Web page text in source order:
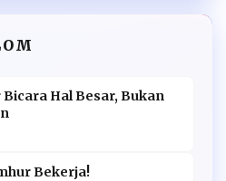
Hal Besar, Bukan
Bekerja!